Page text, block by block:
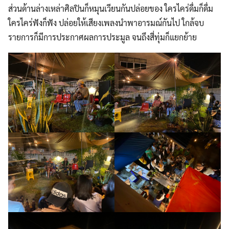
ส่วนด้านล่างเหล่าศิลปินก็หมุนเวียนกันปล่อยของ ใครไคร่ดื่มก็ดื่ม
ใครไคร่ฟังก็ฟัง ปล่อยให้เสียงเพลงนำพาอารมณ์กันไป ใกล้จบ
รายการก็มีการประกาศผลการประมูล จนถึงสี่ทุ่มก็แยกย้าย